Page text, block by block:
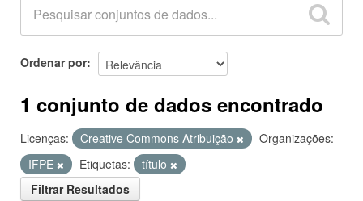
Grupos
Sobre
Ordenar por
1 conjunto de dados encontrado
Licenças: Creative Commons Atribuição
Organizações:
IFPE
Etiquetas:
título
Filtrar Resultados